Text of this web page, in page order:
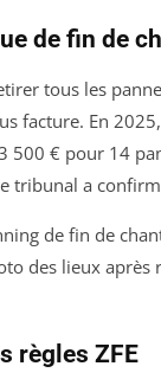
de fin de
tous les
facture. En
500 € pour 14
tribunal a
de fin de
des lieux après
règles ZFE